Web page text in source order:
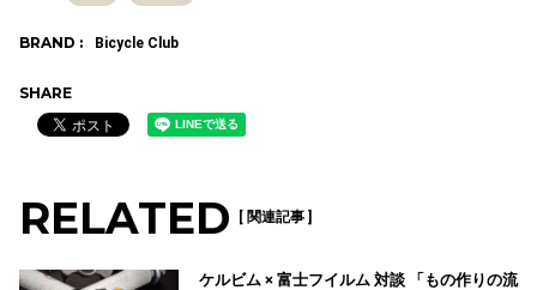
BRAND : Bicycle Club
SHARE
RELATED [ 関連記事 ]
ケルビム × 富士フイルム 対談 「もの作りの流